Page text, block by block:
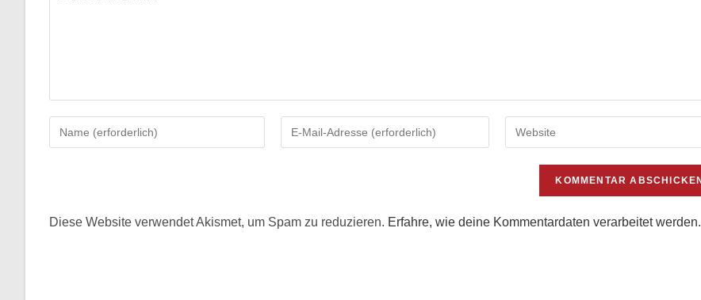
deinen
Kommentieren
deine
Kommentieren
deine
Diese Website verwendet Akismet, um Spam zu reduzieren. Erfahre, wie deine Kommentardaten verarbeitet werden.